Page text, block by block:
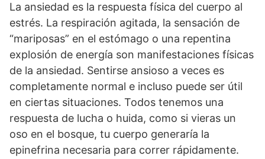
La ansiedad es la respuesta física del cuerpo al
estrés. La respiración agitada, la sensación de
“mariposas” en el estómago o una repentina
explosión de energía son manifestaciones físicas
de la ansiedad. Sentirse ansioso a veces es
completamente normal e incluso puede ser útil
en ciertas situaciones. Todos tenemos una
respuesta de lucha o huida, como si vieras un
oso en el bosque, tu cuerpo generaría la
epinefrina necesaria para correr rápidamente.